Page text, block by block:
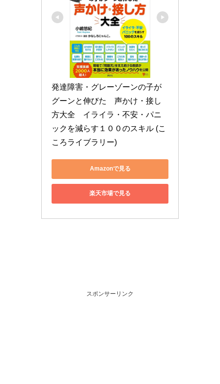
発達障害・グレーゾーンの子が
グーンと伸びた　声かけ・接し
方大全　イライラ・不安・パニ
ックを減らす１００のスキル (こ
ころライブラリー)
Amazonで見る
楽天市場で見る
スポンサーリンク